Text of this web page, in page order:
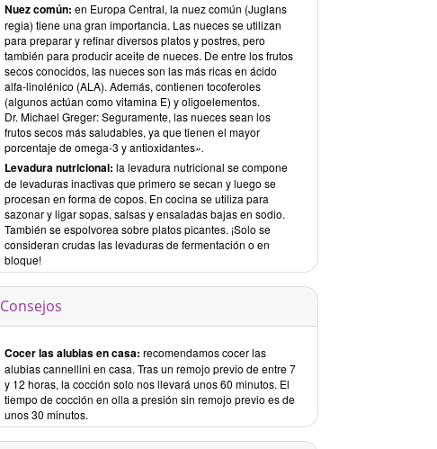
Nuez común: en Europa Central, la nuez común (Juglans
regia) tiene una gran importancia. Las nueces se utilizan
para preparar y refinar diversos platos y postres, pero
también para producir aceite de nueces. De entre los frutos
secos conocidos, las nueces son las más ricas en ácido
alfa-linolénico (ALA). Además, contienen tocoferoles
(algunos actúan como vitamina E) y oligoelementos.
Dr. Michael Greger: Seguramente, las nueces sean los
frutos secos más saludables, ya que tienen el mayor
porcentaje de omega-3 y antioxidantes».
Levadura nutricional: la levadura nutricional se compone
de levaduras inactivas que primero se secan y luego se
procesan en forma de copos. En cocina se utiliza para
sazonar y ligar sopas, salsas y ensaladas bajas en sodio.
También se espolvorea sobre platos picantes. ¡Solo se
consideran crudas las levaduras de fermentación o en
bloque!
Consejos
Cocer las alubias en casa: recomendamos cocer las
alubias cannellini en casa. Tras un remojo previo de entre 7
y 12 horas, la cocción solo nos llevará unos 60 minutos. El
tiempo de cocción en olla a presión sin remojo previo es de
unos 30 minutos.